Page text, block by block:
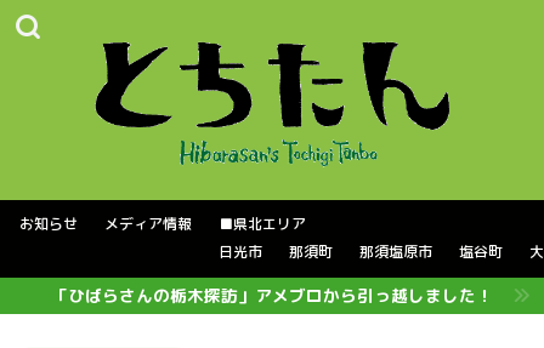
お知らせ メディア情報
■県北エリア
日光市
那須町 那須塩原市 塩谷町
「ひばらさんの栃木探訪」アメブロから引っ越しました！